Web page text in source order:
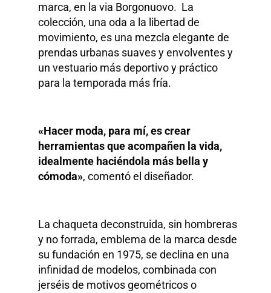
marca, en la via Borgonuovo. La
colección, una oda a la libertad de
movimiento, es una mezcla elegante de
prendas urbanas suaves y envolventes y
un vestuario más deportivo y práctico
para la temporada más fría.
«Hacer moda, para mí, es crear
herramientas que acompañen la vida,
idealmente haciéndola más bella y
cómoda», comentó el diseñador.
La chaqueta deconstruida, sin hombreras
y no forrada, emblema de la marca desde
su fundación en 1975, se declina en una
infinidad de modelos, combinada con
jerséis de motivos geométricos o